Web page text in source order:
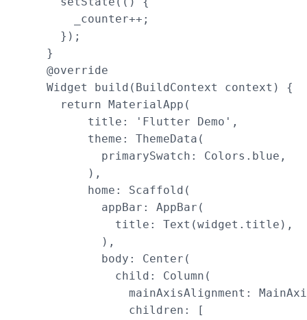
      _counter++;
    });
  }
  @override
  Widget build(BuildContext context) {
    return MaterialApp(
        title: 'Flutter Demo',
        theme: ThemeData(
          primarySwatch: Colors.blue,
        ),
        home: Scaffold(
          appBar: AppBar(
            title: Text(widget.title),
          ),
          body: Center(
            child: Column(
mainAxisAlignment:
              children: [